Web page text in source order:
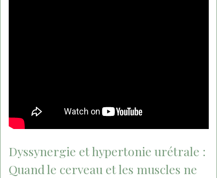
Dyssynergie et hypertonie urétrale :
Quand le cerveau et les muscles ne